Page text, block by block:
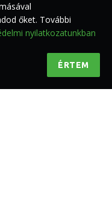
őket. További
nyilatkozatunkban
ÉRTEM